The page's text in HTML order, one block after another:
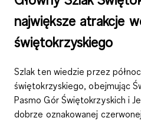
największe atrakcje
świętokrzyskiego
Szlak ten wiedzie przez
świętokrzyskiego, obejmując
Pasmo Gór Świętokrzyskich i
dobrze oznakowanej